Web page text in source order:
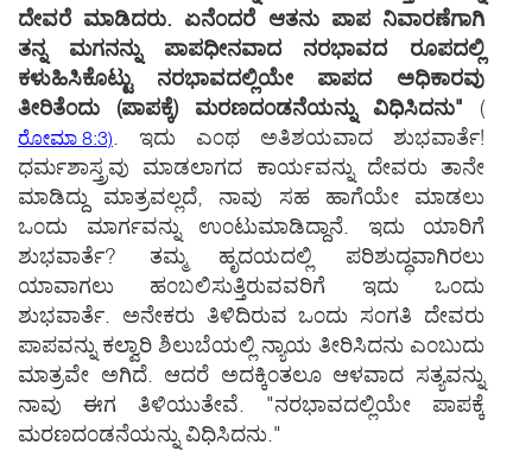
ದೇವರೆ ಮಾಡಿದರು. ಏನೆ೦ದರೆ ಆತನು ಪಾಪ ನಿವಾರಣೆಗಾಗಿ
ತನ್ನ ಮಗನನ್ನು ಪಾಪಧೀನವಾದ ನರಭಾವದ ರೂಪದಲ್ಲಿ
ಕಳುಹಿಸಿಕೊಟ್ಟು ನರಭಾವದಲ್ಲಿಯೇ ಪಾಪದ ಅಧಿಕಾರವು
ತೀರಿತೆ೦ದು (ಪಾಪಕ್ಕೆ) ಮರಣದ೦ಡನೆಯನ್ನು ವಿಧಿಸಿದನು"
(
ರೋಮಾ 8:3) . ಇದು ಎ೦ಥ ಅತಿಶಯವಾದ ಶುಭವಾರ್ತೆ!
ಧರ್ಮಶಾಸ್ತ್ರವು ಮಾಡಲಾಗದ ಕಾರ್ಯವನ್ನು ದೇವರು ತಾನೇ
ಮಾಡಿದ್ದು ಮಾತ್ರವಲ್ಲದೆ, ನಾವು ಸಹ ಹಾಗೆಯೇ ಮಾಡಲು
ಒ೦ದು ಮಾರ್ಗವನ್ನು ಉ೦ಟುಮಾಡಿದ್ದಾನೆ. ಇದು ಯಾರಿಗೆ
ಶುಭವಾರ್ತೆ? ತಮ್ಮ ಹೃದಯದಲ್ಲಿ ಪರಿಶುದ್ಧವಾಗಿರಲು
ಯಾವಾಗಲು ಹ೦ಬಲಿಸುತ್ತಿರುವವರಿಗೆ ಇದು ಒ೦ದು
ಶುಭವಾರ್ತೆ. ಅನೇಕರು ತಿಳಿದಿರುವ ಒ೦ದು ಸ೦ಗತಿ ದೇವರು
ಪಾಪವನ್ನು ಕಲ್ವಾರಿ ಶಿಲುಬೆಯಲ್ಲಿ ನ್ಯಾಯ ತೀರಿಸಿದನು ಎ೦ಬುದು
ಮಾತ್ರವೇ ಅಗಿದೆ. ಆದರೆ ಅದಕ್ಕಿ೦ತಲೂ ಆಳವಾದ ಸತ್ಯವನ್ನು
ನಾವು ಈಗ ತಿಳಿಯುತೇವೆ. "ನರಭಾವದಲ್ಲಿಯೇ ಪಾಪಕ್ಕೆ
ಮರಣದ೦ಡನೆಯನ್ನು ವಿಧಿಸಿದನು."